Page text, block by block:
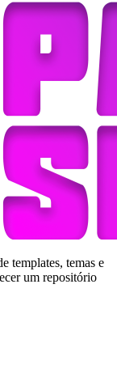
templates, temas e
um repositório